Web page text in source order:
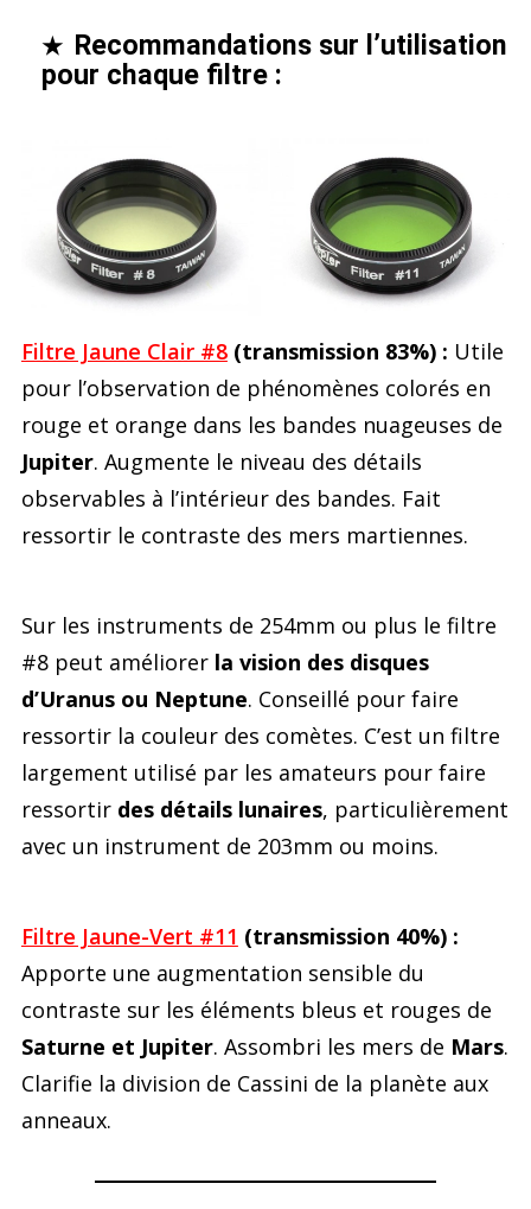
★ Recommandations sur l’utilisation
pour chaque filtre :
Filtre Jaune Clair #8(transmission 83%) : Utile
pour l’observation de phénomènes colorés en
rouge et orange dans les bandes nuageuses de
Jupiter. Augmente le niveau des détails
observables à l’intérieur des bandes. Fait
ressortir le contraste des mers martiennes.
Sur les instruments de 254mm ou plus le filtre
#8 peut améliorer la vision des disques
d’Uranus ou Neptune. Conseillé pour faire
ressortir la couleur des comètes. C’est un filtre
largement utilisé par les amateurs pour faire
ressortir des détails lunaires, particulièrement
avec un instrument de 203mm ou moins.
Filtre Jaune-Vert #11 (transmission 40%) :
Apporte une augmentation sensible du
contraste sur les éléments bleus et rouges de
Saturne et Jupiter. Assombri les mers de Mars.
Clarifie la division de Cassini de la planète aux
anneaux.